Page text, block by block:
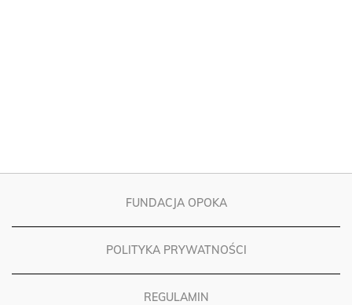
FUNDACJA OPOKA
POLITYKA PRYWATNOŚCI
REGULAMIN